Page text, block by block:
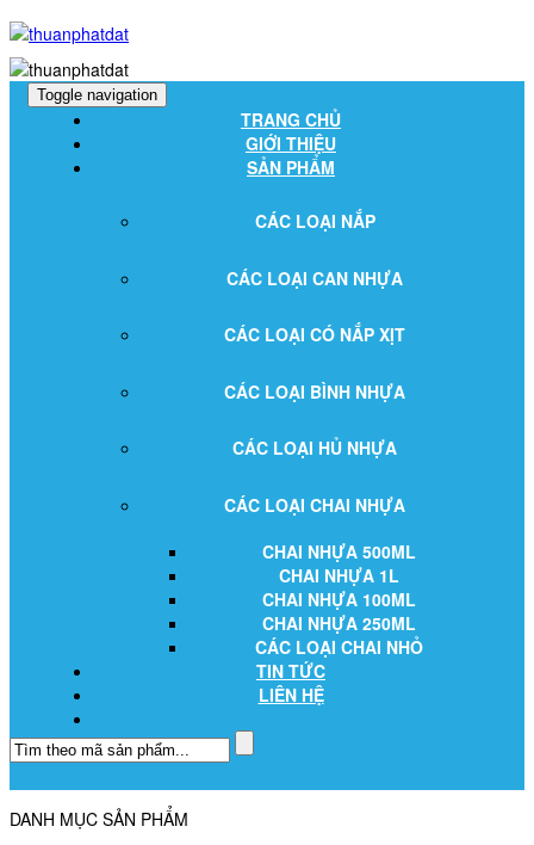
Toggle navigation
TRANG CHỦ
GIỚI THIỆU
SẢN PHẨM
CÁC LOẠI NẮP
CÁC LOẠI CAN NHỰA
CÁC LOẠI CÓ NẮP XỊT
CÁC LOẠI BÌNH NHỰA
CÁC LOẠI HỦ NHỰA
CÁC LOẠI CHAI NHỰA
CHAI NHỰA 500ML
CHAI NHỰA 1L
CHAI NHỰA 100ML
CHAI NHỰA 250ML
CÁC LOẠI CHAI NHỎ
TIN TỨC
LIÊN HỆ
DANH MỤC SẢN PHẨM